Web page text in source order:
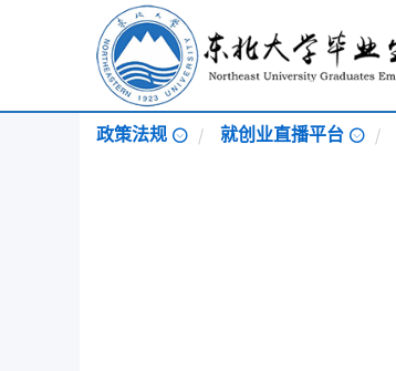
政策法规 就创业直播平台